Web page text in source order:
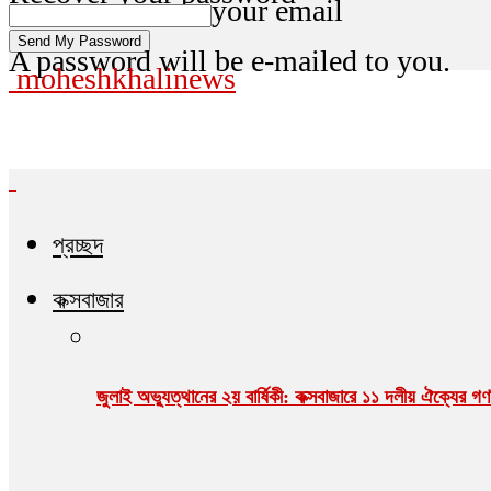
your email
A password will be e-mailed to you.
moheshkhalinews
প্রচ্ছদ
কক্সবাজার
জুলাই অভ্যুত্থানের ২য় বার্ষিকী: কক্সবাজারে ১১ দলীয় ঐক্যের